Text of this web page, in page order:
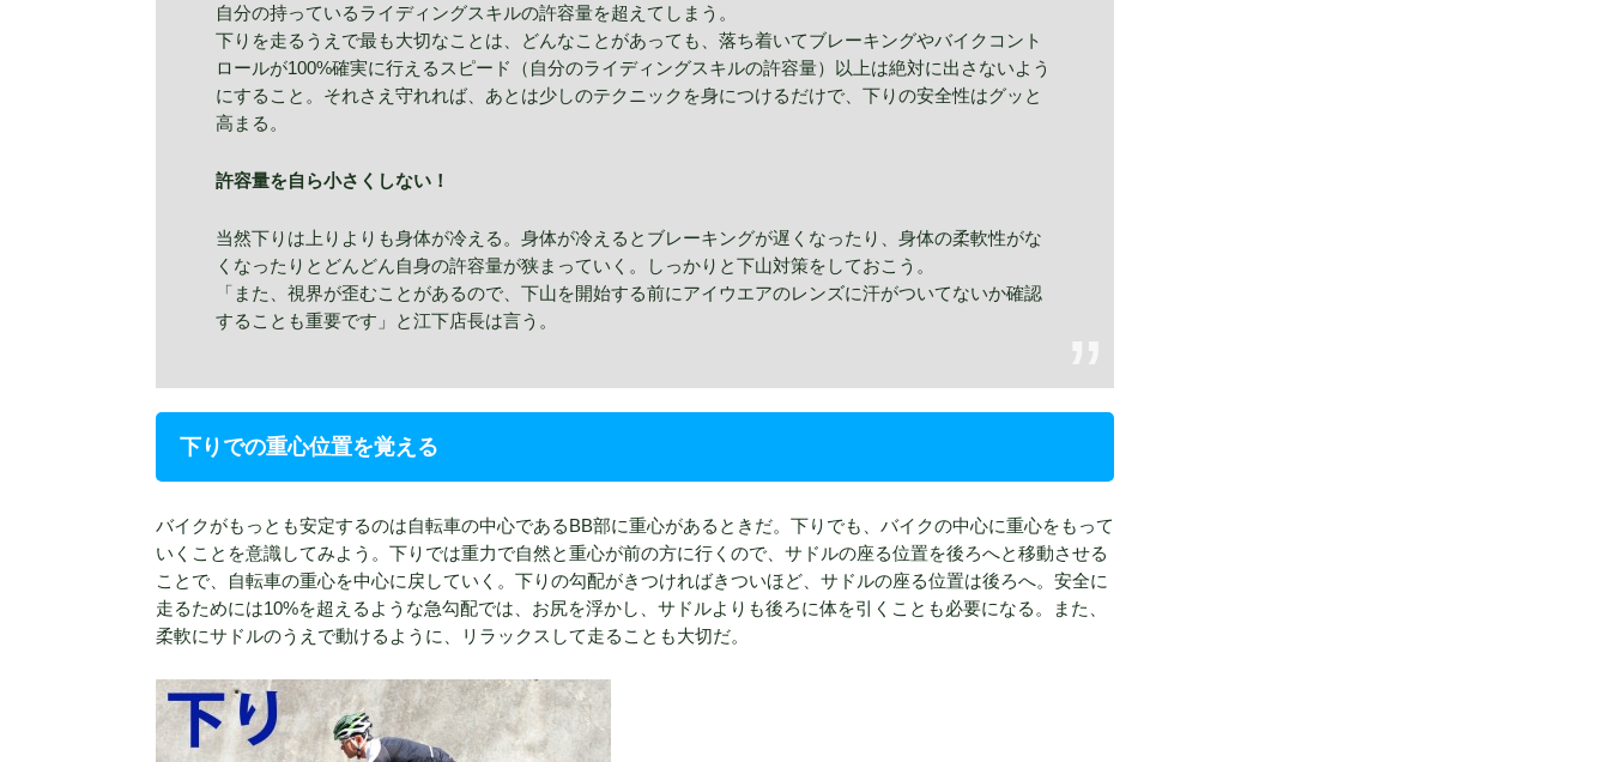
自分の持っているライディングスキルの許容量を超えてしまう。
下りを走るうえで最も大切なことは、どんなことがあっても、落ち着いてブレーキングやバイクコント
ロールが100%確実に行えるスピード（自分のライディングスキルの許容量）以上は絶対に出さないよう
にすること。それさえ守れれば、あとは少しのテクニックを身につけるだけで、下りの安全性はグッと
高まる。
許容量を自ら小さくしない！
当然下りは上りよりも身体が冷える。身体が冷えるとブレーキングが遅くなったり、身体の柔軟性がな
くなったりとどんどん自身の許容量が狭まっていく。しっかりと下山対策をしておこう。
「また、視界が歪むことがあるので、下山を開始する前にアイウエアのレンズに汗がついてないか確認
することも重要です」と江下店長は言う。
下りでの重心位置を覚える
バイクがもっとも安定するのは自転車の中心であるBB部に重心があるときだ。下りでも、バイクの中心に重心をもって
いくことを意識してみよう。下りでは重力で自然と重心が前の方に行くので、サドルの座る位置を後ろへと移動させる
ことで、自転車の重心を中心に戻していく。下りの勾配がきつければきついほど、サドルの座る位置は後ろへ。安全に
走るためには10%を超えるような急勾配では、お尻を浮かし、サドルよりも後ろに体を引くことも必要になる。また、
柔軟にサドルのうえで動けるように、リラックスして走ることも大切だ。